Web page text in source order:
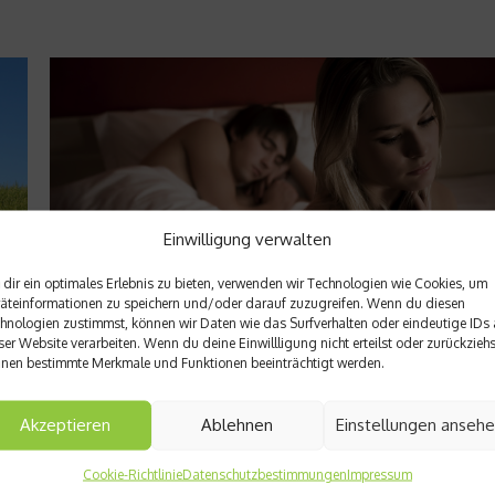
Einwilligung verwalten
dir ein optimales Erlebnis zu bieten, verwenden wir Technologien wie Cookies, um
zu speichern und/oder darauf zuzugreifen. Wenn du diesen
zustimmst, können wir Daten wie das Surfverhalten oder eindeutige IDs
Website verarbeiten. Wenn du deine Einwillligung nicht erteilst oder
bestimmte Merkmale und Funktionen beeinträchtigt werden.
Akzeptieren Ablehnen Einstellungen
Cookie-RichtlinieDatenschutzbestimmungenImpressum
Dr. Sport
Leider habe ich aus beruflichen Gründen meistens nur abends
um laufen zu gehen. Jetzt habe ich das Problem, dass ich
Probleme beim Einschlafen habe. Was kann ich tun?...